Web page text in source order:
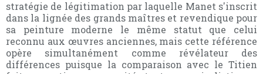
stratégie de légitimation par laquelle Manet s'inscrit
dans la lignée des grands maîtres et revendique pour
sa peinture moderne le même statut que celui
reconnu aux œuvres anciennes, mais cette référence
opère simultanément comme révélateur des
différences puisque la comparaison avec le Titien